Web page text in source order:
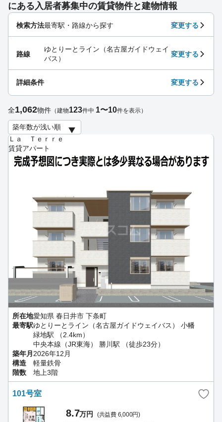
にある入居者募集中の賃貸物件と建物情報
Ｌａ Ｔｅｒｒｅ
賃貸アパート
所在地愛知県 春日井市 下条町
最寄駅ゆとりーとライン（名古屋ガイドウェイバス） 小幡
緑地駅 （2.4km）
中央本線（JR東海） 勝川駅 （徒歩23分）
築年月2026年12月
構造
軽量鉄骨
階数
地上3階
101号室
8.7万円 (共益費 6,000円)
検索方法最寄駅・路線から探す 変更する
路線
ゆとりーとライン（名古屋ガイドウェイ
バス）
変更する
詳細条件 変更する
全1,062物件 （建物123件中 1〜10件を表示）